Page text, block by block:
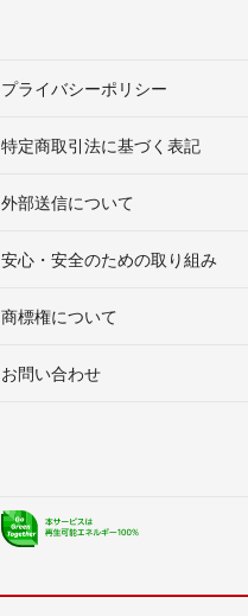
プライバシーポリシー
特定商取引法に基づく表記
外部送信について
安心・安全のための取り組み
商標権について
お問い合わせ